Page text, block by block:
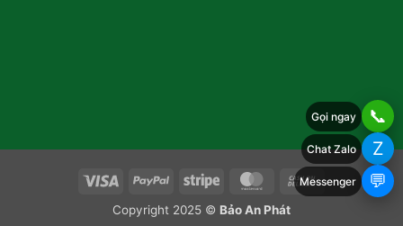
Gọi ngay 📞
Chat Zalo Z
Messenger 💬
Visa PayPal Stripe MasterCard
Cash
On
Copyright 2025 © Bảo An Phát